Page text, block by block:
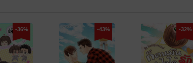
-36% -43% -32%